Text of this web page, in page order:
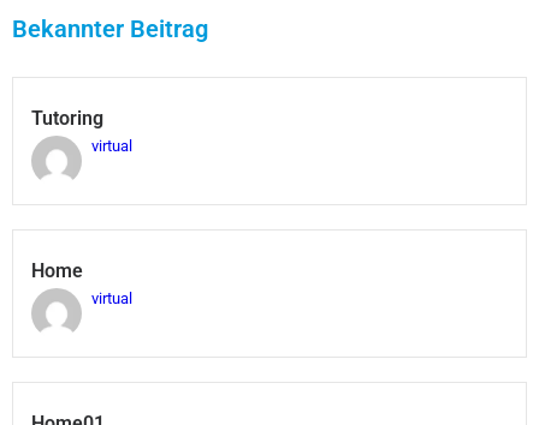
Bekannter Beitrag
Tutoring
virtual
Home
virtual